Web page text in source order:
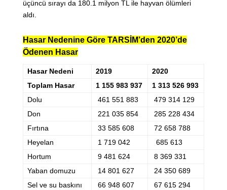
üçüncü sırayı da 180.1 milyon TL ile hayvan ölümleri
aldı.
Hasar Nedenine Göre TARSİM’den 2020’de
Ödenen Hasar
Hasar Nedeni 2019
2020
Toplam Hasar
1 155 983 937
1 313 526 993
Dolu
461 551 883
479 314 129
Don
221 035 854
285 228 434
Fırtına
33 585 608
72 658 788
Heyelan
1 719 042
685 613
Hortum
9 481 624
8 369 331
Yaban domuzu
14 801 627
24 350 689
Sel ve su baskını
66 948 607
67 615 294